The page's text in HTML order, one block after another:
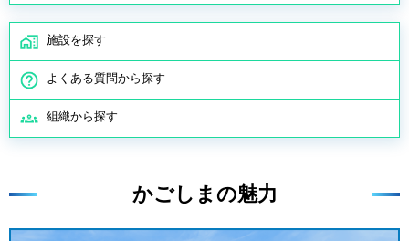
施設を探す
よくある質問から探す
組織から探す
かごしまの魅力